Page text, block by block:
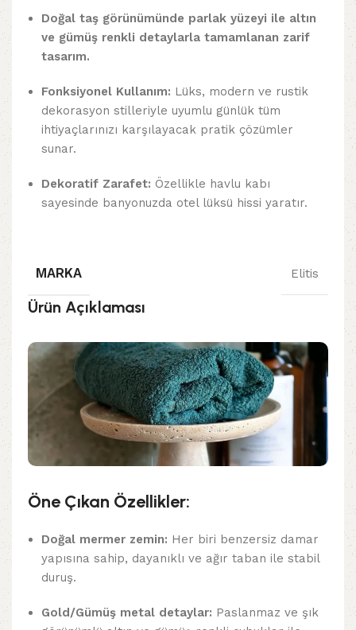
Doğal taş görünümünde parlak yüzeyi ile altın
ve gümüş renkli detaylarla tamamlanan zarif
tasarım.
Fonksiyonel Kullanım: Lüks, modern ve rustik
dekorasyon stilleriyle uyumlu günlük tüm
ihtiyaçlarınızı karşılayacak pratik çözümler
sunar.
Dekoratif Zarafet: Özellikle havlu kabı
sayesinde banyonuzda otel lüksü hissi yaratır.
MARKA Elitis
Ürün Açıklaması
Öne Çıkan Özellikler:
Doğal mermer zemin: Her biri benzersiz damar
yapısına sahip, dayanıklı ve ağır taban ile stabil
duruş.
Gold/Gümüş metal detaylar: Paslanmaz ve şık